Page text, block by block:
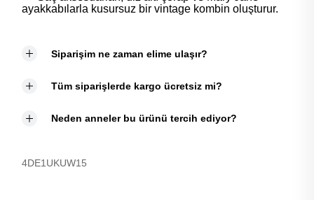
ayakkabılarla kusursuz bir vintage kombin oluşturur.
Siparişim ne zaman elime ulaşır?
Tüm siparişlerde kargo ücretsiz mi?
Neden anneler bu ürünü tercih ediyor?
4DE1UKUW15